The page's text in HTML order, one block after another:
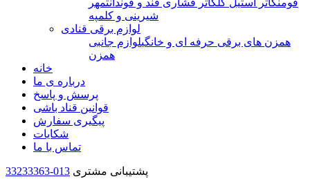
فومنکاتر استیل گلکاتر فشاری قند و فوندانتمهر
شیرینی و کلمپه
لوازم برقی قنادی
همزن های برقی حرفه ای و خانگیلوازم جانبی
همزن
خانه
درباره ی ما
پرسش و پاسخ
قوانین قناد باشی
پیگیری سفارش
شکایات
تماس با ما
33233363-013 پشتیبانی مشتری